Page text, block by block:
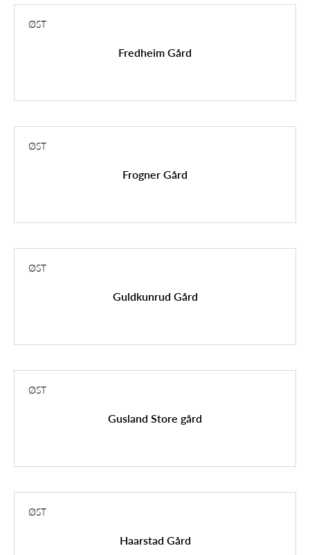
ØST
Fredheim Gård
ØST
Frogner Gård
ØST
Guldkunrud Gård
ØST
Gusland Store gård
ØST
Haarstad Gård